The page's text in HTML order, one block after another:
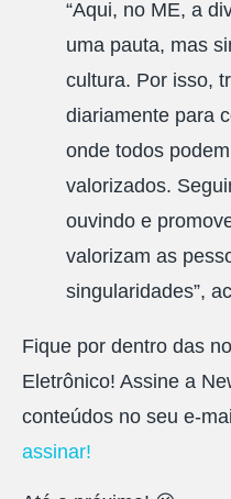
“Aqui, no ME, a
uma pauta, mas
cultura. Por isso,
diariamente para
onde todos
valorizados.
ouvindo e
valorizam as
singularidades”,
Fique por dentro das
Eletrônico! Assine a
conteúdos no seu e-
assinar!